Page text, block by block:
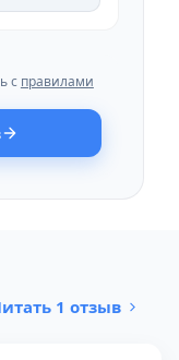
с правилами
1 отзыв